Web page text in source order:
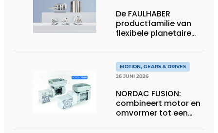
De FAULHABER
productfamilie van
flexibele planetaire
MOTION, GEARS & DRIVES
26 JUNI 2026
NORDAC FUSION:
combineert motor en
omvormer tot een